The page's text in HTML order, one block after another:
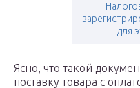
для
Ясно, что такой
поставку товара с